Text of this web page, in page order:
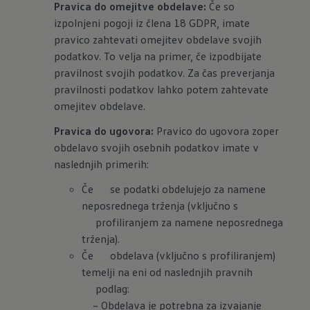
Pravica do omejitve obdelave: Če so
izpolnjeni pogoji iz člena 18 GDPR, imate
pravico zahtevati omejitev obdelave svojih
podatkov. To velja na primer, če izpodbijate
pravilnost svojih podatkov. Za čas preverjanja
pravilnosti podatkov lahko potem zahtevate
omejitev obdelave.
Pravica do ugovora: Pravico do ugovora zoper
obdelavo svojih osebnih podatkov imate v
naslednjih primerih:
Če se podatki obdelujejo za namene
neposrednega trženja (vključno s
profiliranjem za namene neposrednega
trženja).
Če obdelava (vključno s profiliranjem)
temelji na eni od naslednjih pravnih
podlag:
– Obdelava je potrebna za izvajanje